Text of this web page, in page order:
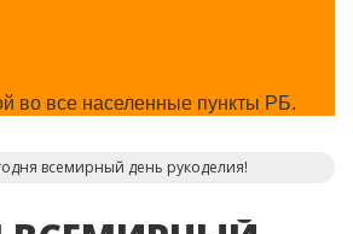
во все населенные пункты РБ.
всемирный день рукоделия!